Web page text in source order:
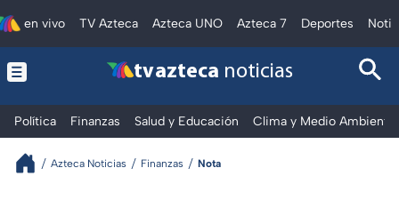
en vivo TV Azteca Azteca UNO Azteca 7 Deportes
tv azteca noticias
Política Finanzas Salud y Educación Clima y Medio Ambiente
Azteca Noticias Finanzas Nota